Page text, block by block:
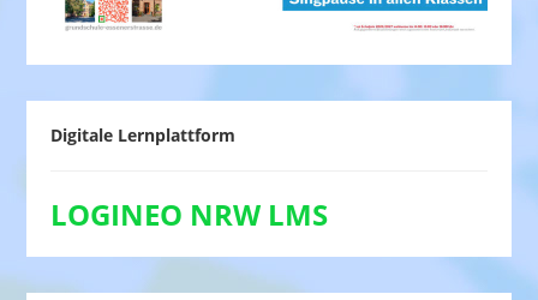
Digitale Lernplattform
LOGINEO NRW LMS